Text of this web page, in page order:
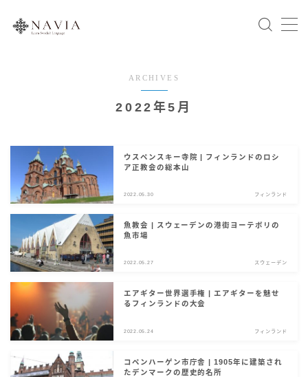
会話表現
北欧の国々
スウェーデン
ノルウェー
デンマーク
フィンランド
アイスランド
サイト情報
English
ARCHIVES
2022年5月
ウスペンスキー寺院 | フィンランドのロシ
ア正教会の総本山
2022.05.30 フィンランド
魚教会 | スウェーデンの港街ヨーテボリの
魚市場
2022.05.27 スウェーデン
エアギター世界選手権 | エアギターを魅せ
るフィンランドの大会
2022.05.24 フィンランド
コペンハーゲン市庁舎 | 1905年に建築され
たデンマークの歴史的名所